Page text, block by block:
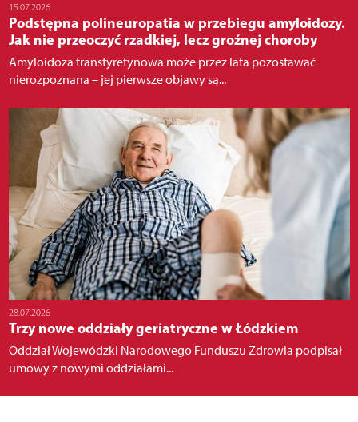
15.07.2026
Podstępna polineuropatia w przebiegu amyloidozy.
Jak nie przeoczyć rzadkiej, lecz groźnej choroby
Amyloidoza transtyretynowa może przez lata pozostawać
nierozpoznana – jej pierwsze objawy są...
28.07.2026
Trzy nowe oddziały geriatryczne w Łódzkiem
Oddział Wojewódzki Narodowego Funduszu Zdrowia podpisał
umowy z nowymi oddziałami...